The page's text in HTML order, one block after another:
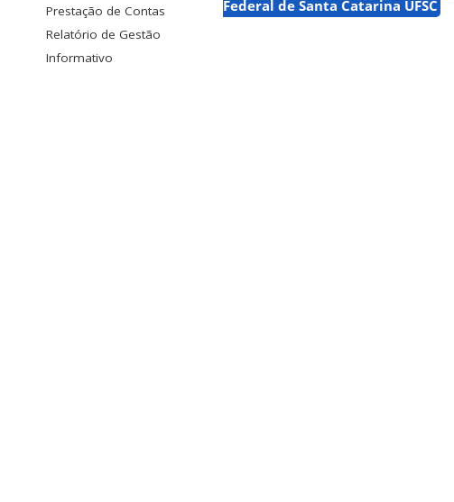
Prestação de Contas
Relatório de Gestão
Informativo
Federal de Santa Catarina UFSC